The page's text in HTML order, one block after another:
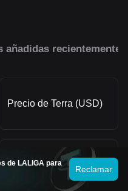
añadidas recientemente
Precio de Terra (USD)
Precio de Dogecoin
de LALIGA para
Reclamar